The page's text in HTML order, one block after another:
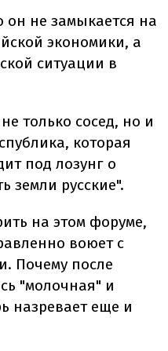
он не замыкается на
экономики, а
ситуации в
только сосед, но и
которая
под лозунг о
земли русские".
на этом форуме,
воюет с
Почему после
"молочная" и
назревает еще и